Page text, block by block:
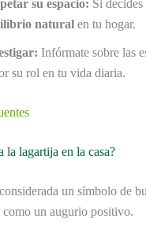
su espacio: Si
natural en tu hogar.
Infórmate sobre las
su rol en tu vida diaria.
la lagartija en la casa?
un símbolo de
como un augurio positivo.